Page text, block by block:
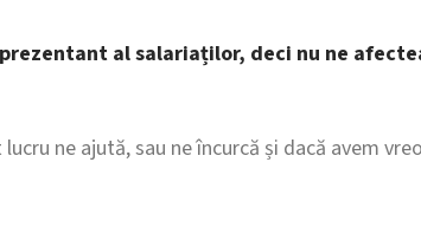
al salariaților, deci nu ne
ne ajută, sau ne încurcă și dacă avem